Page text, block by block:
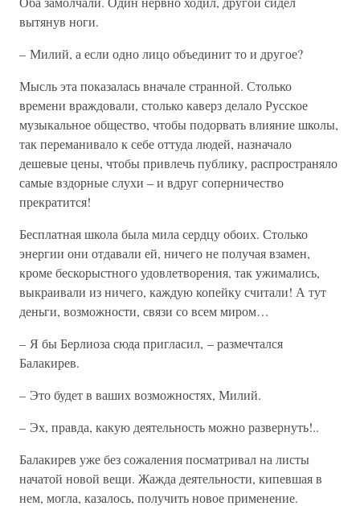
вытянув ноги.
– Милий, а если одно лицо объединит то и другое?
Мысль эта показалась вначале странной. Столько
времени враждовали, столько каверз делало Русское
музыкальное общество, чтобы подорвать влияние школы,
так переманивало к себе оттуда людей, назначало
дешевые цены, чтобы привлечь публику, распространяло
самые вздорные слухи – и вдруг соперничество
прекратится!
Бесплатная школа была мила сердцу обоих. Столько
энергии они отдавали ей, ничего не получая взамен,
кроме бескорыстного удовлетворения, так ужимались,
выкраивали из ничего, каждую копейку считали! А тут
деньги, возможности, связи со всем миром…
– Я бы Берлиоза сюда пригласил, – размечтался
Балакирев.
– Это будет в ваших возможностях, Милий.
– Эх, правда, какую деятельность можно развернуть!..
Балакирев уже без сожаления посматривал на листы
начатой новой вещи. Жажда деятельности, кипевшая в
нем, могла, казалось, получить новое применение.